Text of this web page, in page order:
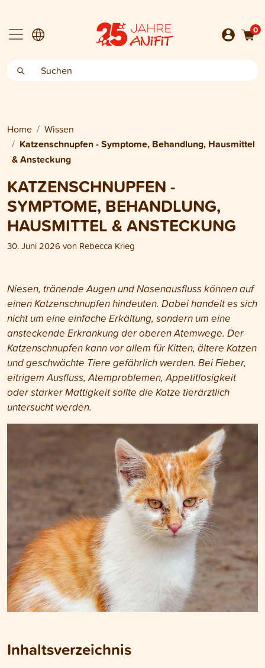
0
Home Wissen
Katzenschnupfen - Symptome, Behandlung, Hausmittel
& Ansteckung
KATZENSCHNUPFEN -
SYMPTOME, BEHANDLUNG,
HAUSMITTEL & ANSTECKUNG
30. Juni 2026 von Rebecca Krieg
Niesen, tränende Augen und Nasenausfluss können auf
einen Katzenschnupfen hindeuten. Dabei handelt es sich
nicht um eine einfache Erkältung, sondern um eine
ansteckende Erkrankung der oberen Atemwege. Der
Katzenschnupfen kann vor allem für Kitten, ältere Katzen
und geschwächte Tiere gefährlich werden. Bei Fieber,
eitrigem Ausfluss, Atemproblemen, Appetitlosigkeit
oder starker Mattigkeit sollte die Katze tierärztlich
untersucht werden.
Inhaltsverzeichnis